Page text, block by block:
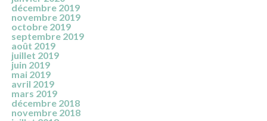
décembre 2019
novembre 2019
octobre 2019
septembre 2019
août 2019
juillet 2019
juin 2019
mai 2019
avril 2019
mars 2019
décembre 2018
novembre 2018